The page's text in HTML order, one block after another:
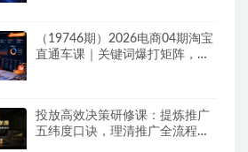
（19746期）2026电商04期淘宝
直通车课｜关键词爆打矩阵，多
投放高效决策研修课：提炼推广
五纬度口诀，理清推广全流程判